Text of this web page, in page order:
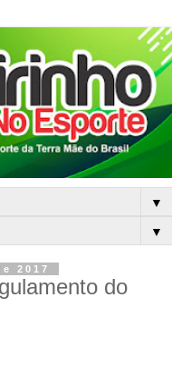
▼
▼
2017
do